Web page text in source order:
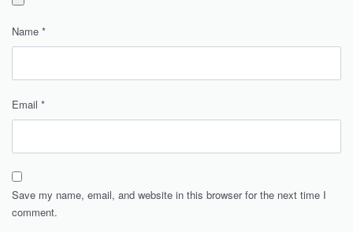
Name *
Email *
Save my name, email, and website in this browser for the next time I
comment.